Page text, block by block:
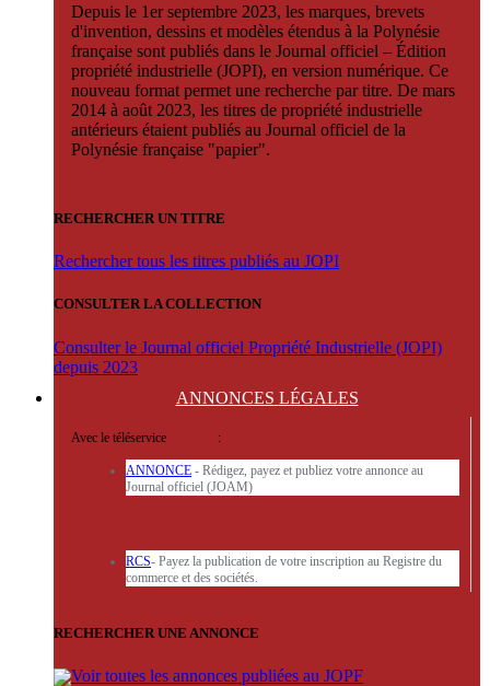
Depuis le 1er septembre 2023, les marques, brevets
d'invention, dessins et modèles étendus à la Polynésie
française sont publiés dans le Journal officiel – Édition
propriété industrielle (JOPI), en version numérique. Ce
nouveau format permet une recherche par titre. De mars
2014 à août 2023, les titres de propriété industrielle
antérieurs étaient publiés au Journal officiel de la
Polynésie française "papier".
RECHERCHER UN TITRE
Rechercher tous les titres publiés au JOPI
CONSULTER LA COLLECTION
Consulter le Journal officiel Propriété Industrielle (JOPI)
depuis 2023
ANNONCES LÉGALES
Avec le téléservice :
ANNONCE - Rédigez, payez et publiez votre annonce au
Journal officiel (JOAM)
RCS- Payez la publication de votre inscription au Registre du
commerce et des sociétés.
RECHERCHER UNE ANNONCE
Voir toutes les annonces publiées au JOPF